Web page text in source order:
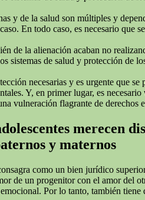
y de la salud son múltiples y
En todo caso, es necesario
de la alienación acaban no
sistemas de salud y protección de
necesarias y es urgente que
Y, en primer lugar, es
vulneración flagrante de derechos
merecen
y maternos
como un bien jurídico
de un progenitor con el amor del
Por lo tanto, también